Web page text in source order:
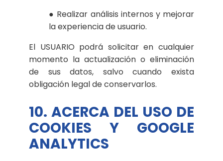
● Realizar análisis internos y mejorar
la experiencia de usuario.
El USUARIO podrá solicitar en cualquier
momento la actualización o eliminación
de sus datos, salvo cuando exista
obligación legal de conservarlos.
10. ACERCA DEL USO DE
COOKIES Y GOOGLE
ANALYTICS